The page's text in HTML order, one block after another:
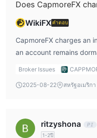
ก็ตาม
เป็นสิ่งสำคัญสำหรับผู้ค้าที่จะต
เช่น ระดับการป้องกันของเงิ
และความโปร่งใสโดยรวมขอ
ที่ CAPMOREFX อาจเสนอคุ
ควรพิจารณาอย่างรอบคอบถึง
ตราสารตลาด
Does CapmoreFX
WikiFXคำตอบ
CapmoreFX charges an
an account remains
an issue for traders who
force traders to either
Personally, I find that
Broker Issues
2025-08-22 สหรัฐอเมริกา
ritzyshona
1-2ปี